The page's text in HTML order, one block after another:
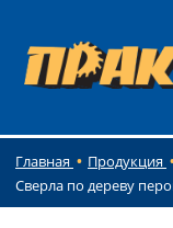
Главная Продукция
Сверла по дереву